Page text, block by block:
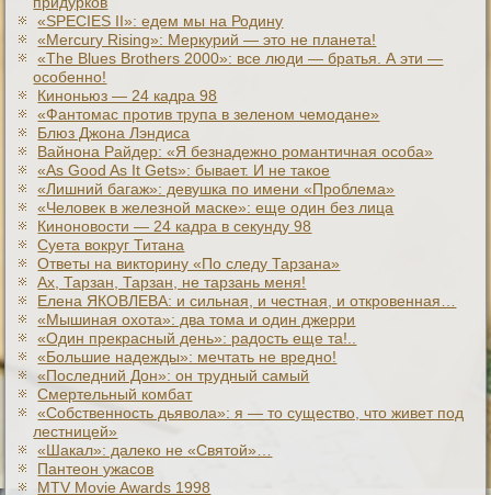
«SPECIES II»: едем мы на Родину
«Mercury Rising»: Меркурий — это не планета!
«The Blues Brothers 2000»: все люди — братья. А эти —
особенно!
Киноньюз — 24 кадра 98
«Фантомас против трупа в зеленом чемодане»
Блюз Джона Лэндиса
Вайнона Райдер: «Я безнадежно романтичная особа»
«As Good As It Gets»: бывает. И не такое
«Лишний багаж»: девушка по имени «Проблема»
«Человек в железной маске»: еще один без лица
Киноновости — 24 кадра в секунду 98
Суета вокруг Титана
Ответы на викторину «По следу Тарзана»
Ах, Тарзан, Тарзан, не тарзань меня!
Елена ЯКОВЛЕВА: и сильная, и честная, и откровенная…
«Мышиная охота»: два тома и один джерри
«Один прекрасный день»: радость еще та!..
«Большие надежды»: мечтать не вредно!
«Последний Дон»: он трудный самый
Смертельный комбат
«Собственность дьявола»: я — то существо, что живет под
лестницей»
«Шакал»: далеко не «Святой»…
Пантеон ужасов
MTV Movie Awards 1998